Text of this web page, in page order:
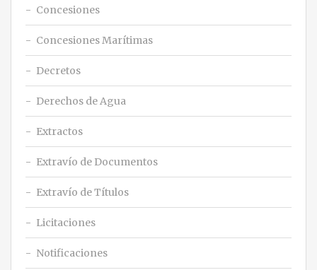
Concesiones
Concesiones Marítimas
Decretos
Derechos de Agua
Extractos
Extravío de Documentos
Extravío de Títulos
Licitaciones
Notificaciones